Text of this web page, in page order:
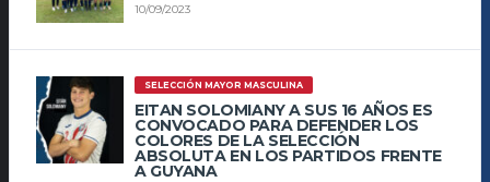
10/09/2023
SELECCIÓN MAYOR MASCULINA
EITAN SOLOMIANY A SUS 16 AÑOS ES
CONVOCADO PARA DEFENDER LOS
COLORES DE LA SELECCIÓN
ABSOLUTA EN LOS PARTIDOS FRENTE
A GUYANA